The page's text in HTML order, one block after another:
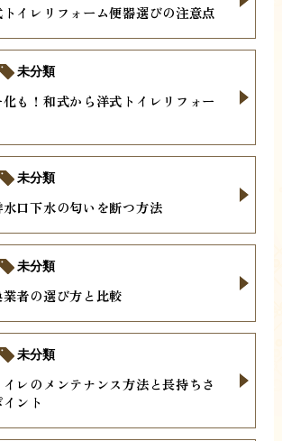
イレリフォーム便器選びの注意点
も！和式から洋式トイレリフォー
未分類
口下水の匂いを断つ方法
未分類
業者の選び方と比較
未分類
レのメンテナンス方法と長持ちさ
ント
未分類